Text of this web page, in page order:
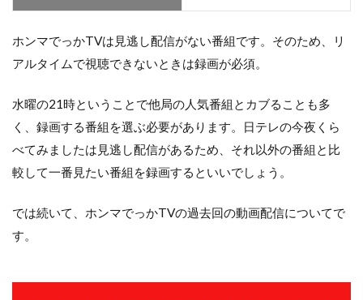
ホンマでっかTVは見逃し配信がない番組です。そのため、リ
アルタイムで視聴できないときは録画が必須。
水曜の21時ということで他局の人気番組とカブることも多
く、録画する番組を選ぶ必要があります。日テレの今夜くら
べてみましたは見逃し配信があるため、それ以外の番組と比
較して一番見たい番組を録画するといいでしょう。
では続いて、ホンマでっかTVの過去回の動画配信についてで
す。